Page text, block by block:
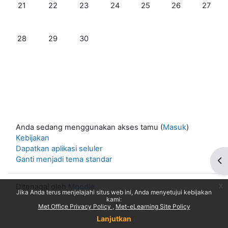
Jika Anda terus menjelajahi situs web ini, Anda menyetujui kebijakan
kami:
Met Office Privacy Policy
Met-eLearning Site Policy
Lanjutkan
Tak ada acara, Minggu, 21 Juni
21 Tak ada acara, Senin, 22 Juni
22 Tak ada acara, Selasa, 23 Juni
23 Tak ada acara, Rabu, 24 Juni
24 Tak ada acara, Kamis, 25
25 Tak ada acara,
26 Tak
27
Tak ada acara, Minggu, 28 Juni
28 Tak ada acara, Senin, 29 Juni
29 Tak ada acara, Selasa, 30 Juni
30
Anda sedang menggunakan akses tamu (Masuk)
Kebijakan
Dapatkan aplikasi seluler
Ganti menjadi tema standar
Moodle